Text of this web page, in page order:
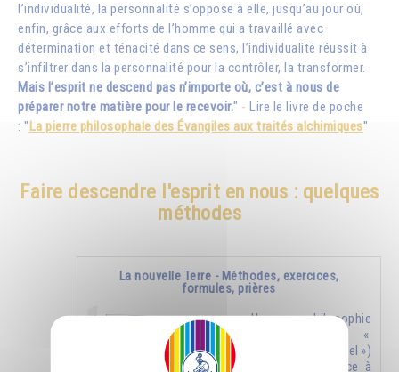
l’individualité, la personnalité s’oppose à elle, jusqu’au jour où,
enfin, grâce aux efforts de l’homme qui a travaillé avec
détermination et ténacité dans ce sens, l’individualité réussit à
s’infiltrer dans la personnalité pour la contrôler, la transformer.
Mais l’esprit ne descend pas n’importe où, c’est à nous de
préparer notre matière pour le recevoir." - Lire le livre de poche
: "La pierre philosophale des Évangiles aux traités alchimiques"
Faire descendre l'esprit en nous : quelques
méthodes
La nouvelle Terre - Méthodes, exercices,
formules, prières
Une philosophie
nouvelle (un «
nouveau ciel »)
donnera naissance à